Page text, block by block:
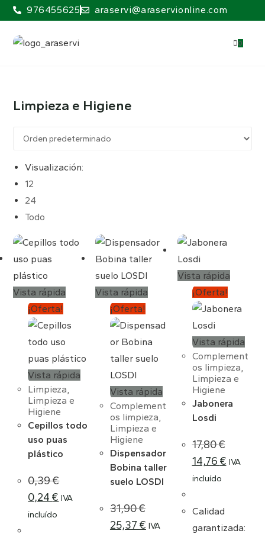
976455625 araservi@araservionline.com
0
Limpieza e Higiene
Visualización:
12
24
Todo
Vista rápida
¡Oferta!
Vista rápida
Limpieza,
Limpieza e
Higiene
Cepillos todo
uso puas
plástico
0,39€
0,24€ IVA
incluído
Vista rápida
¡Oferta!
Vista rápida
Complement
os limpieza,
Limpieza e
Higiene
Dispensador
Bobina taller
suelo LOSDI
31,90€
25,37 € IVA
Vista rápida
¡Oferta!
Vista rápida
Complement
os limpieza,
Limpieza e
Higiene
Jabonera
Losdi
17,80€
14,76 € IVA
incluído
Calidad
garantizada: